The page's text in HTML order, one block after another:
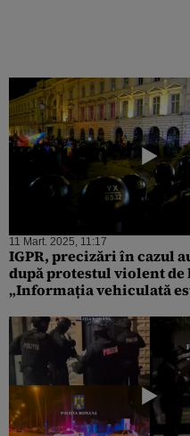
11 Mart. 2025, 11:17
IGPR, precizări în cazul
după protestul violent de
„Informația vehiculată